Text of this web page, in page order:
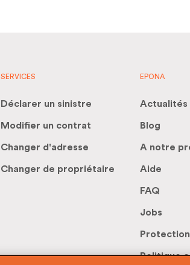
SERVICES
Déclarer un sinistre
Modifier un contrat
Changer d'adresse
Changer de propriétaire
EPONA
Actualités
Blog
A notre
Aide
FAQ
Jobs
Politique